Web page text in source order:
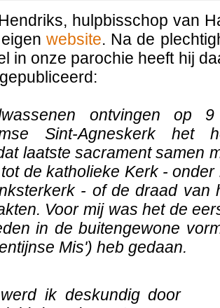
hulpbisschop van
eigenwebsite. Na de
in onze parochie heeft hij
ontvingen op
Sint-Agneskerk het
laatste sacrament samen
de katholieke Kerk -
- of de draad van
Voor mij was het de
in de buitengewone
Mis') heb gedaan.
ik deskundig door